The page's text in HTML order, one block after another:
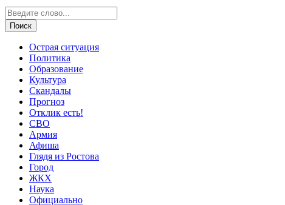
Острая ситуация
Политика
Образование
Культура
Скандалы
Прогноз
Отклик есть!
СВО
Армия
Афиша
Глядя из Ростова
Город
ЖКХ
Наука
Официально